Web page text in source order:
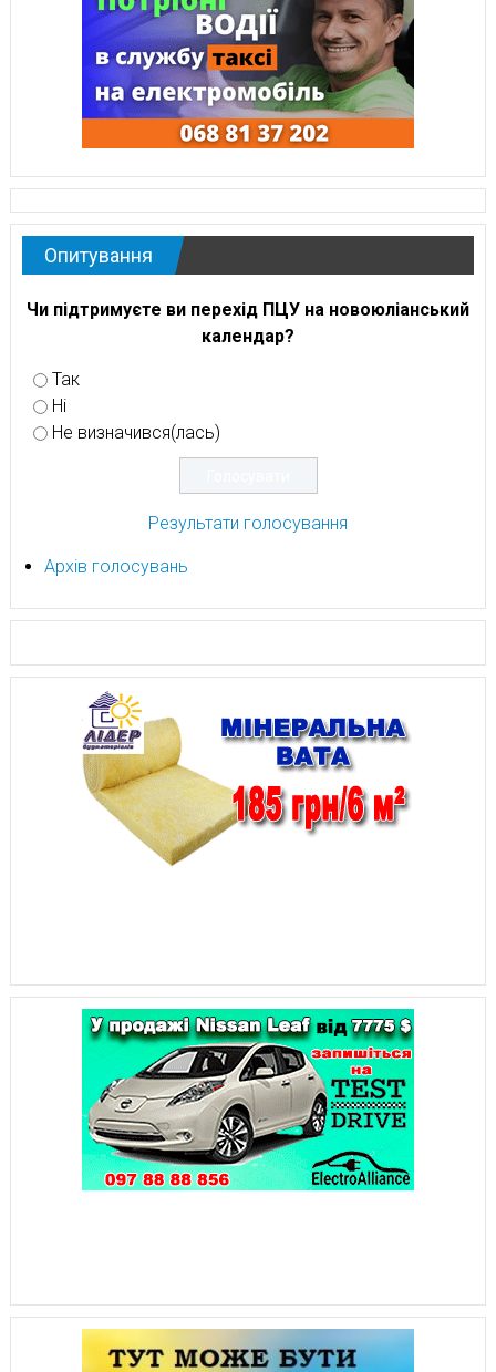
Опитування
Чи підтримуєте ви перехід ПЦУ на новоюліанський
календар?
Так
Ні
Не визначився(лась)
Результати голосування
Архів голосувань